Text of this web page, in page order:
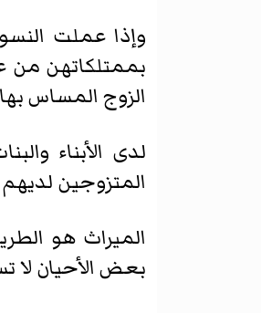
وإذا عملت
بممتلكاتهن من
الزوج المساس
لدى الأبناء
المتزوجين
الميراث هو
بعض الأحيان لا